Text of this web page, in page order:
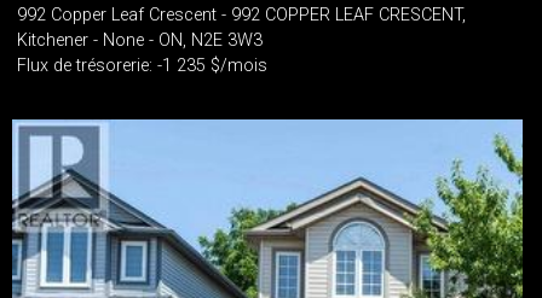
992 Copper Leaf Crescent - 992 COPPER LEAF CRESCENT,
Kitchener - None - ON, N2E 3W3
Flux de trésorerie: -1 235 $/mois